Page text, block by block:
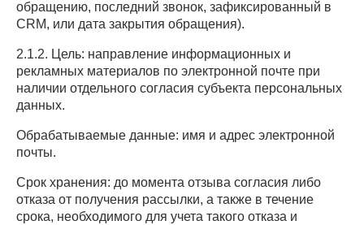
обращению, последний звонок, зафиксированный в
CRM, или дата закрытия обращения).
2.1.2. Цель: направление информационных и
рекламных материалов по электронной почте при
наличии отдельного согласия субъекта персональных
данных.
Обрабатываемые данные: имя и адрес электронной
почты.
Срок хранения: до момента отзыва согласия либо
отказа от получения рассылки, а также в течение
срока, необходимого для учета такого отказа и